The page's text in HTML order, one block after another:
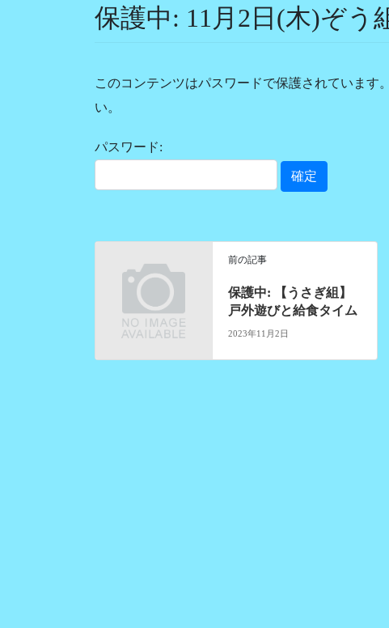
保護中: 11月2日(木)ぞう
このコンテンツはパスワードで保護されています
い。
パスワード:
前の記事
保護中: 【うさぎ組】
戸外遊びと給食タイム
2023年11月2日